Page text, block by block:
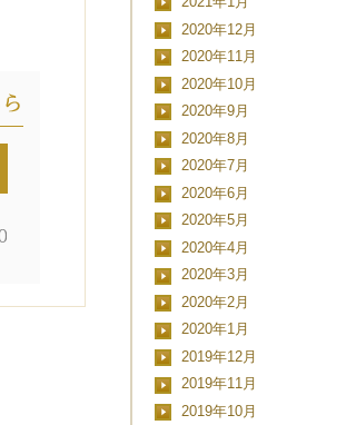
2020年12月
2020年11月
2020年10月
2020年9月
2020年8月
2020年7月
2020年6月
2020年5月
2020年4月
2020年3月
2020年2月
2020年1月
2019年12月
2019年11月
2019年10月